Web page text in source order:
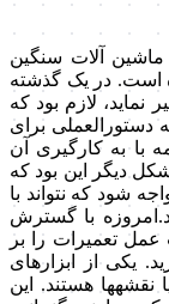
­آلات سنگین
است. در یک گذشته
نماید، لازم بود که
برای
با به کارگیری آن
دیگر این بود که
شود که نتواند با
با گسترش
تعمیرات را بر
یکی از ابزارهای
نقشه­ها هستند. این